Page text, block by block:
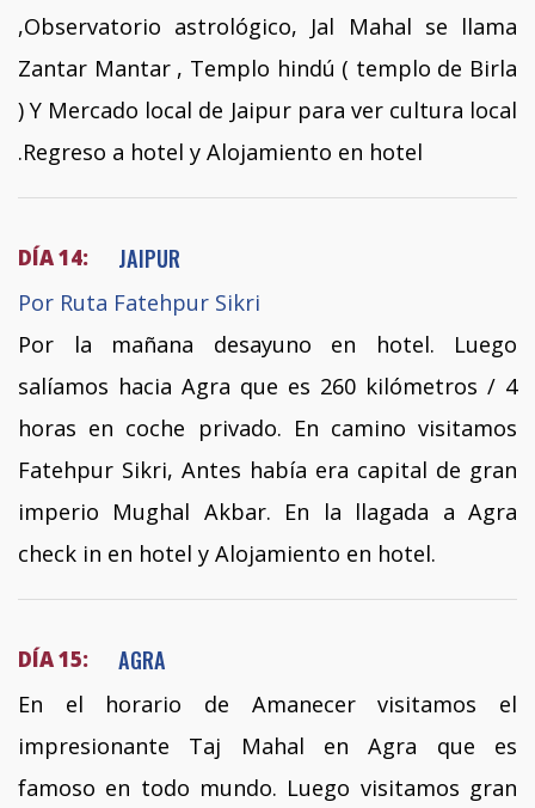
,Observatorio astrológico, Jal Mahal se llama
Zantar Mantar , Templo hindú ( templo de Birla
) Y Mercado local de Jaipur para ver cultura local
.Regreso a hotel y Alojamiento en hotel
DÍA 14: JAIPUR
Por Ruta Fatehpur Sikri
Por la mañana desayuno en hotel. Luego
salíamos hacia Agra que es 260 kilómetros / 4
horas en coche privado. En camino visitamos
Fatehpur Sikri, Antes había era capital de gran
imperio Mughal Akbar. En la llagada a Agra
check in en hotel y Alojamiento en hotel.
DÍA 15: AGRA
En el horario de Amanecer visitamos el
impresionante Taj Mahal en Agra que es
famoso en todo mundo. Luego visitamos gran